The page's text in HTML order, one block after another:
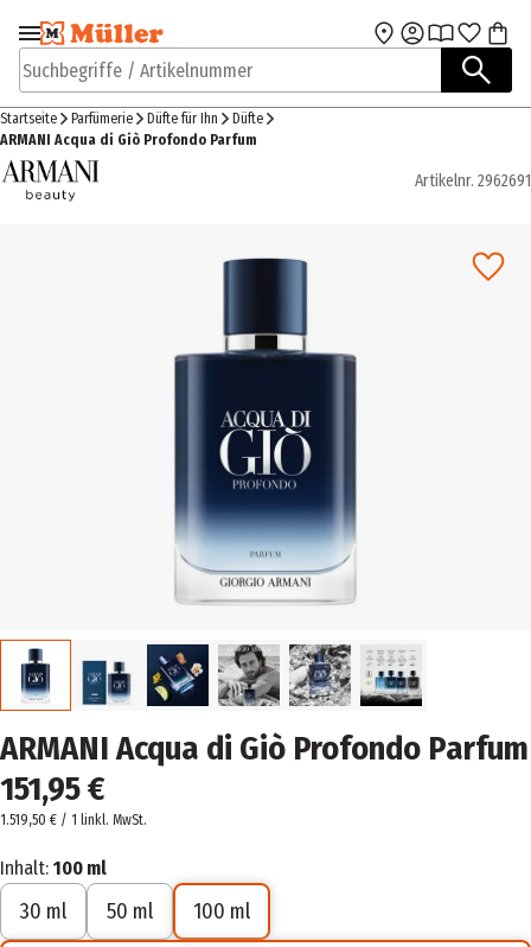
Zur Navigation
springen
Zum Hauptinhalt
Suchbegriffe / Artikelnummer
Startseite Parfümerie Düfte für Ihn
Düfte
ARMANI Acqua di Giò Profondo Parfum
Artikelnr. 2962691
ARMANI Acqua di Giò Profondo Parfum
151,95 €
1.519,50 € / 1 linkl. MwSt.
Inhalt: 100 ml
30 ml 50 ml 100 ml